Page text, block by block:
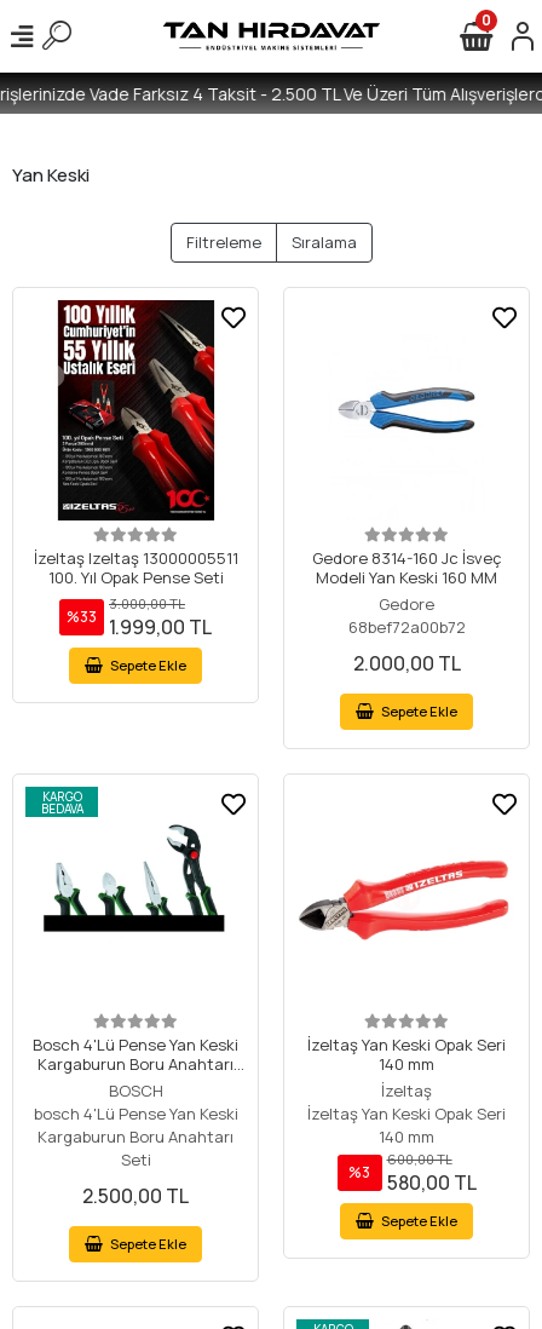
Vade Farksız 4 Taksit - 2.500 TL Ve Üzeri Tüm
0
Yan Keski
Filtreleme Sıralama
İzeltaş Izeltaş 13000005511
100. Yıl Opak Pense Seti
%33
3.000,00 TL
1.999,00 TL
Sepete Ekle
Gedore 8314-160 Jc İsveç
Modeli Yan Keski 160 MM
Gedore
68bef72a00b72
2.000,00 TL
Sepete Ekle
KARGO
BEDAVA
Bosch 4'Lü Pense Yan Keski
Kargaburun Boru Anahtarı
Seti
BOSCH
bosch 4'Lü Pense Yan Keski
Kargaburun Boru Anahtarı
Seti
2.500,00 TL
Sepete Ekle
İzeltaş Yan Keski Opak Seri
140 mm
İzeltaş
İzeltaş Yan Keski Opak Seri
140 mm
%3
600,00 TL
580,00 TL
Sepete Ekle